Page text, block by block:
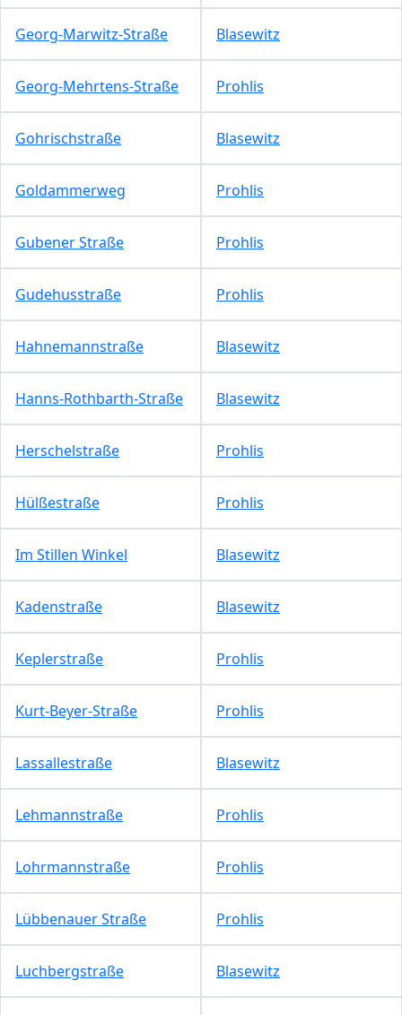
Georg-Marwitz-Straße Blasewitz
Georg-Mehrtens-Straße Prohlis
Gohrischstraße Blasewitz
Goldammerweg Prohlis
Gubener Straße Prohlis
Gudehusstraße Prohlis
Hahnemannstraße Blasewitz
Hanns-Rothbarth-Straße Blasewitz
Herschelstraße Prohlis
Hülßestraße Prohlis
Im Stillen Winkel Blasewitz
Kadenstraße Blasewitz
Keplerstraße Prohlis
Kurt-Beyer-Straße Prohlis
Lassallestraße Blasewitz
Lehmannstraße Prohlis
Lohrmannstraße Prohlis
Lübbenauer Straße Prohlis
Luchbergstraße Blasewitz